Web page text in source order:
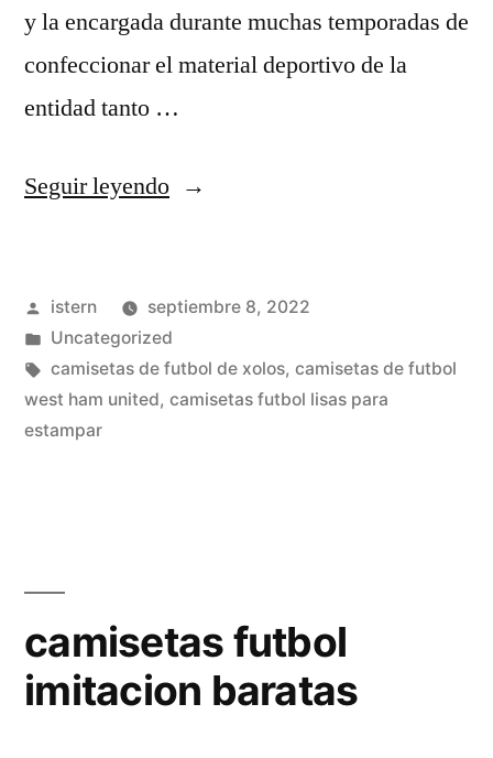
y la encargada durante muchas temporadas de
confeccionar el material deportivo de la
entidad tanto …
Seguir leyendo«bountycamisetas
Publicado
por
istern
septiembre 8, 2022
Publicado
en
Uncategorized
Etiquetas:
camisetas de futbol de xolos, camisetas de futbol
west ham united, camisetas futbol lisas para
estampar
camisetas futbol
imitacion baratas